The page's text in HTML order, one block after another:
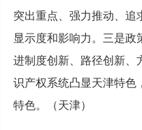
突出重点、强力推动、追
显示度和影响力。三是政
进制度创新、路径创新、
识产权系统凸显天津特色
特色。（天津）